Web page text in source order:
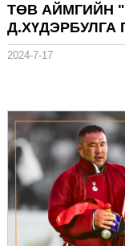
ТӨВ АЙМГИЙН
Д.ХҮДЭРБУЛГА
2024-7-17